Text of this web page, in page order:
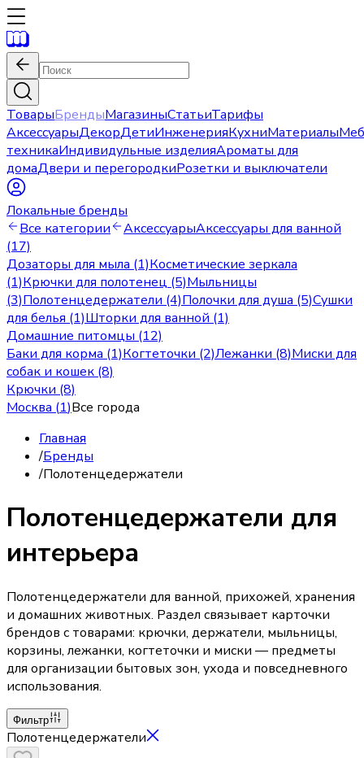
ТоварыБрендыМагазиныСтатьиТарифы
АксессуарыДекорДетиИнженерияКухниМатериалы
техникаИндивидульные изделияАроматы для
домаДвери и перегородкиРозетки и выключатели
Локальные бренды
Все категории
АксессуарыАксессуары для ванной
(17)
Дозаторы для мыла (1)Косметические зеркала
(1)Крючки для полотенец (5)Мыльницы
(3)Полотенцедержатели (4)Полочки для душа (5)Сушки
для белья (1)Шторки для ванной (1)
Домашние питомцы (12)
Баки для корма (1)Когтеточки (2)Лежанки (8)Миски для
собак и кошек (8)
Крючки (8)
Москва (1)Все города
Главная
/Бренды
/Полотенцедержатели
Полотенцедержатели для
интерьера
Полотенцедержатели для ванной, прихожей, хранения
и домашних животных. Раздел связывает карточки
брендов с товарами: крючки, держатели, мыльницы,
корзины, лежанки, когтеточки и миски — предметы
для организации бытовых зон, ухода и повседневного
использования.
Фильтр
Полотенцедержатели